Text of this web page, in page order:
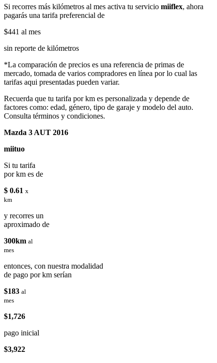
Si recorres más kilómetros al mes activa tu servicio miiflex, ahora
pagarás una tarifa preferencial de
$441 al mes
sin reporte de kilómetros
*La comparación de precios es una referencia de primas de
mercado, tomada de varios compradores en línea por lo cual las
tarifas aqui presentadas pueden variar.
Recuerda que tu tarifa por km es personalizada y depende de
factores como: edad, género, tipo de garaje y modelo del auto.
Consulta términos y condiciones.
Mazda 3 AUT 2016
miituo
Si tu tarifa
por km es de
$ 0.61 x
km
y recorres un
aproximado de
300km al
mes
entonces, con nuestra modalidad
de pago por km serían
$183 al
mes
$1,726
pago inicial
$3,922